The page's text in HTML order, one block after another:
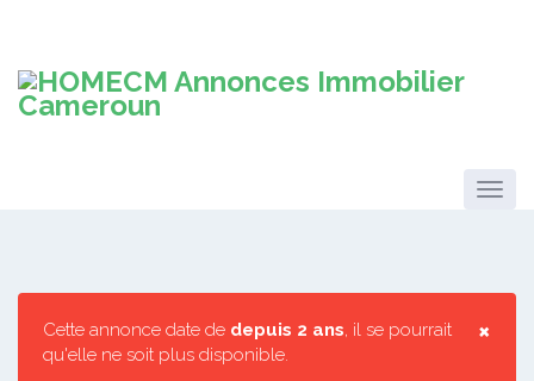
×
Cette annonce date de depuis 2 ans, il se pourrait
qu'elle ne soit plus disponible.